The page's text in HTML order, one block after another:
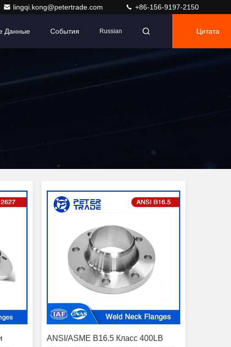
lingqi.kong@petertrade.com +86-156-9197-2150
Данные События Russian Цитата
ANSI/ASME B16.5 Класс 400LB